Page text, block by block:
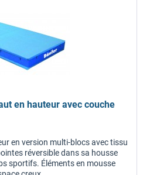
en hauteur avec couche
en version multi-blocs avec tissu
réversible dans sa housse
sportifs. Éléments en mousse